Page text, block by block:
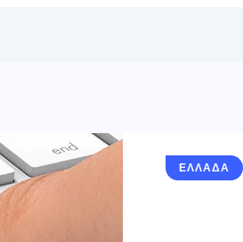
ΕΛΛΑΔΑ